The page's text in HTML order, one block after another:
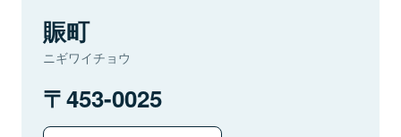
賑町
ニギワイチョウ
453-0025